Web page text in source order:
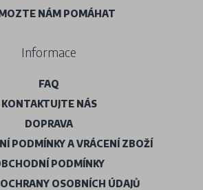
NÁM POMÁHAT
Informace
FAQ
KONTAKTUJTE NÁS
DOPRAVA
PODMÍNKY A VRÁCENÍ ZBOŽÍ
PODMÍNKY
OSOBNÍCH ÚDAJŮ